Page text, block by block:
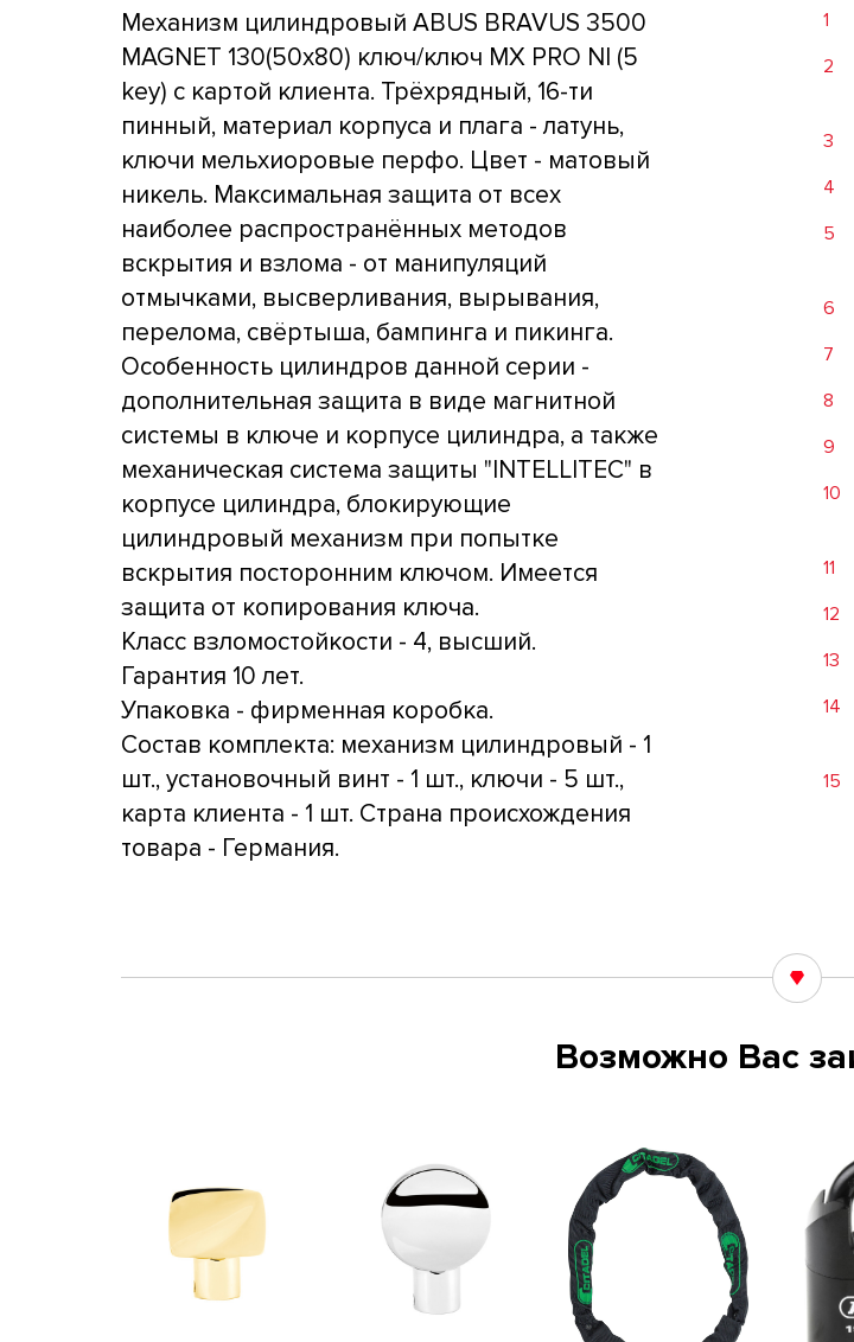
Механизм цилиндровый ABUS BRAVUS 3500
MAGNET 130(50x80) ключ/ключ MX PRO NI (5
key) с картой клиента. Трёхрядный, 16-ти
пинный, материал корпуса и плага - латунь,
ключи мельхиоровые перфо. Цвет - матовый
никель. Максимальная защита от всех
наиболее распространённых методов
вскрытия и взлома - от манипуляций
отмычками, высверливания, вырывания,
перелома, свёртыша, бампинга и пикинга.
Особенность цилиндров данной серии -
дополнительная защита в виде магнитной
системы в ключе и корпусе цилиндра, а также
механическая система защиты "INTELLITEC" в
корпусе цилиндра, блокирующие
цилиндровый механизм при попытке
вскрытия посторонним ключом. Имеется
защита от копирования ключа.
Класс взломостойкости - 4, высший.
Гарантия 10 лет.
Упаковка - фирменная коробка.
Состав комплекта: механизм цилиндровый - 1
шт., установочный винт - 1 шт., ключи - 5 шт.,
карта клиента - 1 шт. Страна происхождения
товара - Германия.
1
2
3
4
5
6
7
8
9
10
11
12
13
14
15
Возможно Вас